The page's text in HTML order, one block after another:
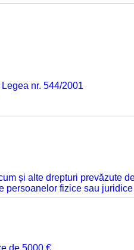
nr. 544/2001
și alte drepturi prevăzute
fizice sau juridice
de 5000 €